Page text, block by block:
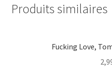
Produits similaires
Fucking Love,